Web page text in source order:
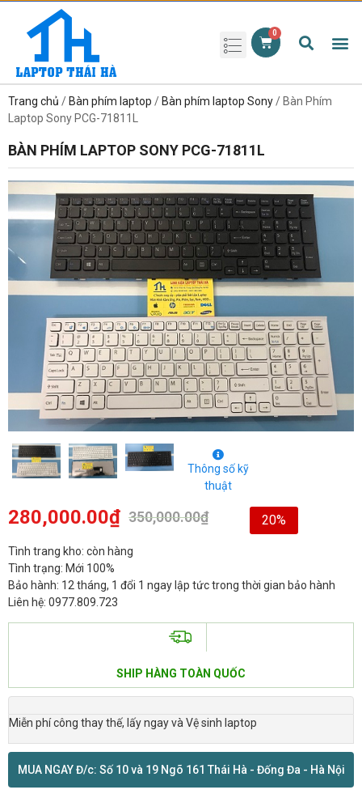
Trang chủ / Bàn phím laptop / Bàn phím laptop Sony/ Bàn Phím
Laptop Sony PCG-71811L
BÀN PHÍM LAPTOP SONY PCG-71811L
Thông số kỹ
thuật
350,000.00₫
280,000.00₫ 20%
Tình trang kho: còn hàng
Tình trạng: Mới 100%
Bảo hành: 12 tháng, 1 đổi 1 ngay lập tức trong thời gian bảo hành
Liên hệ: 0977.809.723
SHIP HÀNG TOÀN QUỐC
Miễn phí công thay thế, lấy ngay và Vệ sinh laptop
MUA NGAY Đ/c: Số 10 và 19 Ngõ 161 Thái Hà - Đống Đa - Hà Nội